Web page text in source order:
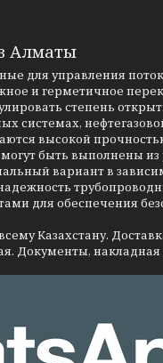
Алматы
для управления
и герметичное
степень
системах,
высокой
быть выполнены
вариант в
для обеспечения
Казахстану.
Документы, накладная